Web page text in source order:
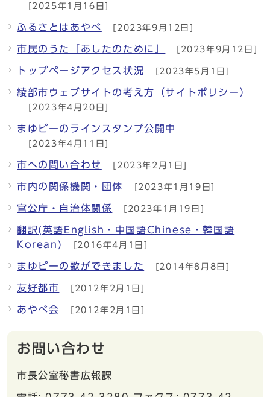
[2025年1月16日]
ふるさとはあやべ [2023年9月12日]
市民のうた「あしたのために」 [2023年9月12日]
トップページアクセス状況 [2023年5月1日]
綾部市ウェブサイトの考え方（サイトポリシー）
[2023年4月20日]
まゆピーのラインスタンプ公開中
[2023年4月11日]
市への問い合わせ [2023年2月1日]
市内の関係機関・団体 [2023年1月19日]
官公庁・自治体関係 [2023年1月19日]
翻訳(英語English・中国語Chinese・韓国語
Korean)
[2016年4月1日]
まゆピーの歌ができました [2014年8月8日]
友好都市 [2012年2月1日]
あやべ会 [2012年2月1日]
お問い合わせ
市長公室秘書広報課